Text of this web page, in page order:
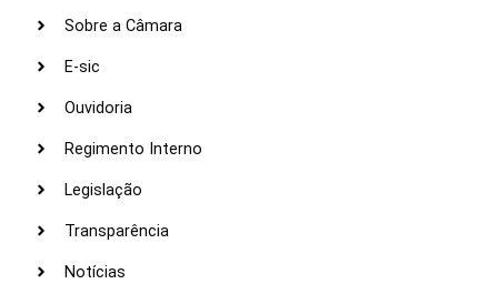
Sobre a Câmara
E-sic
Ouvidoria
Regimento Interno
Legislação
Transparência
Notícias